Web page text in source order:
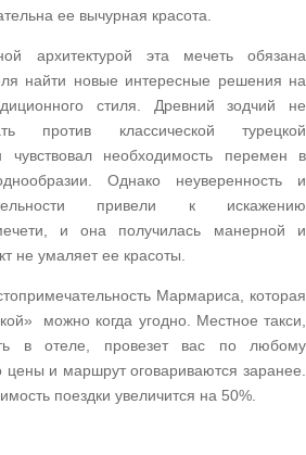
ее вычурная красота.
архитектурой эта мечеть обязана
найти новые интересные решения на
стиля. Древний зодчий не
против классической турецкой
чувствовал необходимость перемен в
Однако неуверенность и
привели к искажению
и она получилась манерной и
не умаляет ее красоты.
Мармариса, которая
можно когда угодно. Местное такси,
в отеле, провезет вас по любому
цены и маршрут оговариваются заранее.
поездки увеличится на 50%.